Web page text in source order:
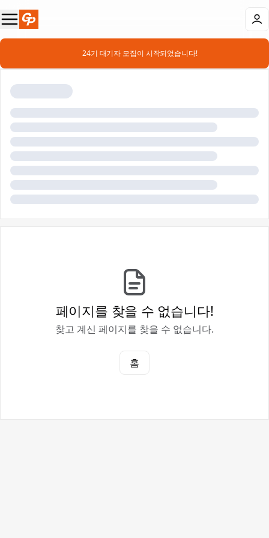
📣 24기 대기자 모집이 시작되었습니다!
페이지를 찾을 수 없습니다!
찾고 계신 페이지를 찾을 수 없습니다.
홈